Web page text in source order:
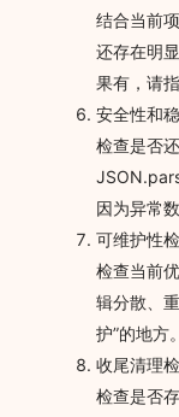
结合当前
还存在明
果有，请
安全性和
检查是否
因为异常
可维护性检
检查当前
辑分散、
护”的地方。
收尾清理检
检查是否